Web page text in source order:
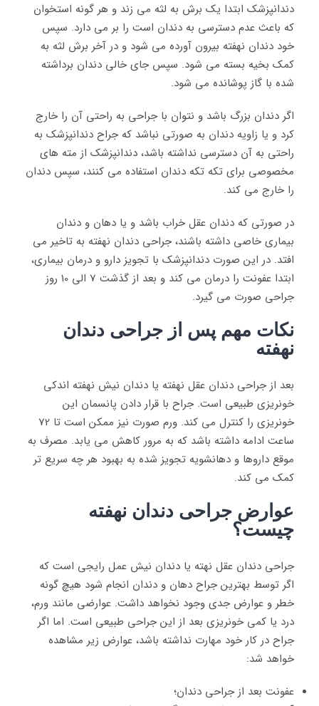
دندانپزشک ابتدا یک برش به لثه می زند و هر گونه استخوان
که باعث عدم دسترسی به دندان است را بر می دارد. سپس
خود دندان نهفته بیرون آورده می شود و در آخر برش لثه به
کمک بخیه بسته می شود. سپس جای خالی دندان برداشته
شده با گاز پوشانده می شود.
اگر دندان بزرگ باشد و نتوان با جراحی به راحتی آن را خارج
کرد و یا زاویه دندان به صورتی نباشد که جراح دندانپزشک به
راحتی به آن دسترسی نداشته باشد، دندانپزشک از مته های
مخصوصی برای تکه تکه دندان استفاده می کنند، سپس دندان
را خارج می کند.
در صورتی که دندان عقل خراب باشد و یا دهان و دندان
بیماری خاصی داشته باشند، جراحی دندان نهفته به تاخیر می
افتد. در این صورت دندانپزشک با تجویز دارو و درمان بیماری،
ابتدا عفونت را درمان می کند و بعد از گذشت 7 الی 10 روز
جراحی صورت می گیرد.
نکات مهم پس از جراحی دندان
نهفته
بعد از جراحی دندان عقل نهفته یا دندان نیش نهفته اندکی
خونریزی طبیعی است. جراح با قرار دادن پانسمان این
خونریزی را کنترل می کند. ورم صورت نیز ممکن است تا 72
ساعت ادامه داشته باشد که به مرور کاهش می یابد. مصرف به
موقع داروها و دهانشویه تجویز شده به بهبود هر چه سریع تر
کمک می کند.
عوارض جراحی دندان نهفته
چیست؟
جراحی دندان عقل نهته یا دندان نیش عمل رایجی است که
اگر توسط بهترین جراح دهان و دندان انجام شود هیچ گونه
خطر و عوارض جدی وجود نخواهد داشت. عوارضی مانند ورم،
درد یا کمی خونریزی بعد از این جراحی طبیعی است. اما اگر
جراح در کار خود مهارت نداشته باشد، عوارض زیر مشاهده
خواهد شد:
عفونت بعد از جراحی دندان؛